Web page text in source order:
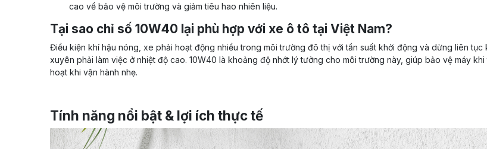
cao về bảo vệ môi trường và giảm tiêu hao nhiên liệu.
Tại sao chỉ số 10W40 lại phù hợp với xe ô tô tại Việt Nam?
Điều kiện khí hậu nóng, xe phải hoạt động nhiều trong môi trường đô thị với tần suất khởi động và dừng liên tục
xuyên phải làm việc ở nhiệt độ cao. 10W40 là khoảng độ nhớt lý tưởng cho môi trường này, giúp bảo vệ máy khi
hoạt khi vận hành nhẹ.
Tính năng nổi bật & lợi ích thực tế